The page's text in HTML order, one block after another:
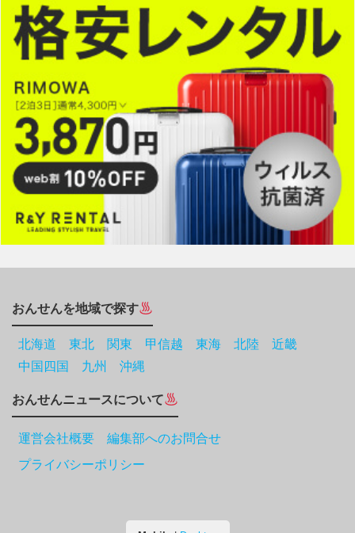
おんせんを地域で探す
北海道 東北 関東 甲信越 東海 北陸
近畿
中国四国
九州 沖縄
おんせんニュースについて
運営会社概要 編集部へのお問合せ
プライバシーポリシー